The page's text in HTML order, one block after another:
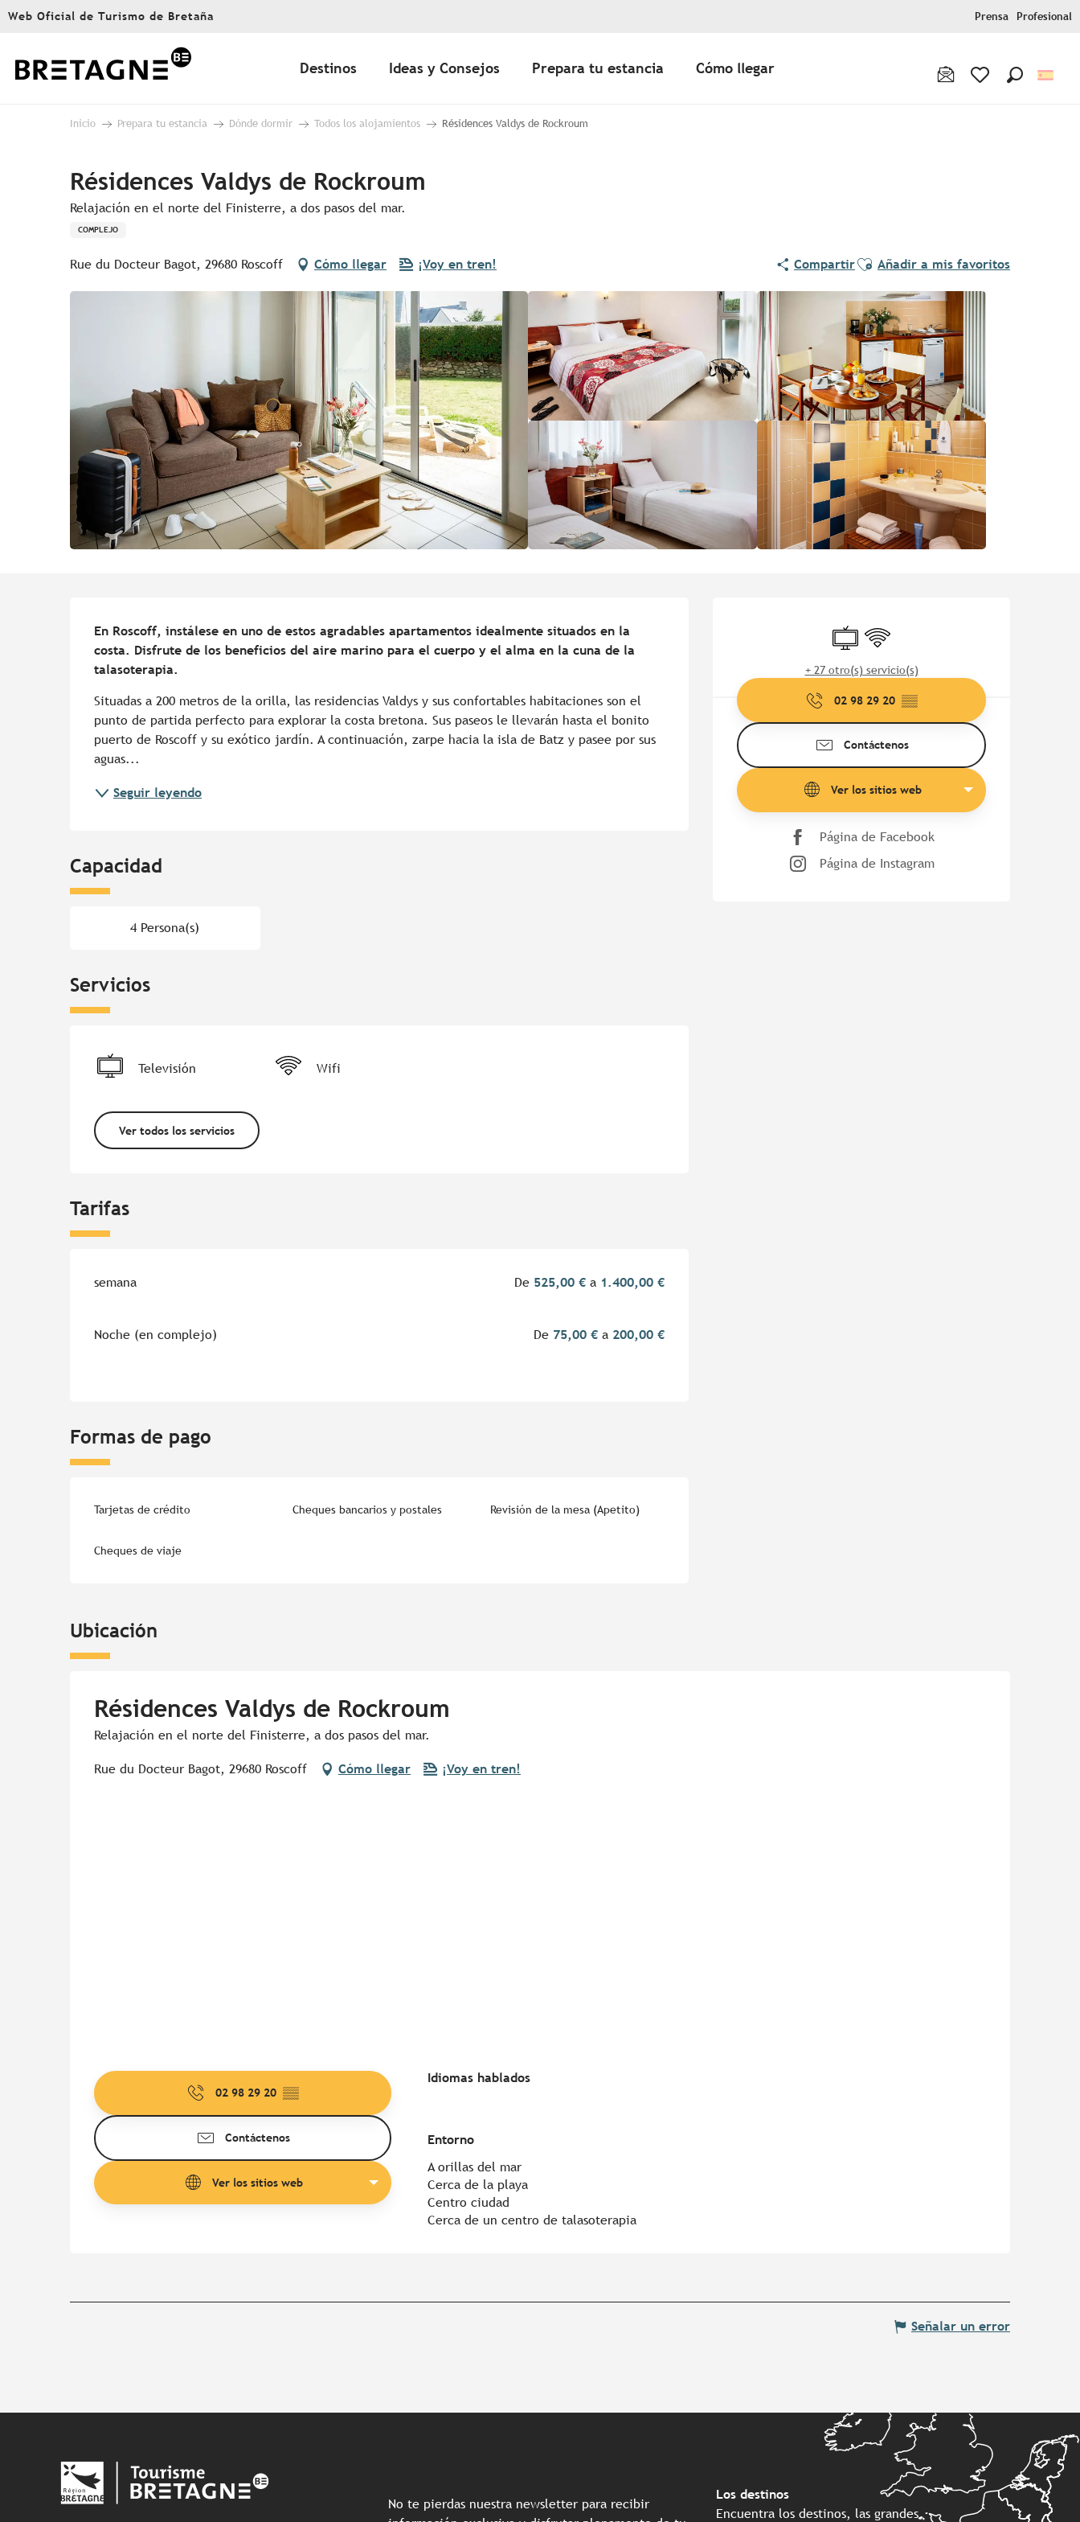
Aller
principal
Web Oficial de Turismo de Bretaña Prensa Profesional
Destinos Ideas y Consejos Prepara tu estancia Cómo llegar
Inicio Prepara tu estancia Dónde dormir Todos los alojamientos Résidences Valdys de Rockroum
Résidences Valdys de Rockroum
Relajación en el norte del Finisterre, a dos pasos del mar.
COMPLEJO
Rue du Docteur Bagot, 29680 Roscoff Cómo llegar ¡Voy en tren! CompartirAjouter aux favoris
Añadir a mis favoritos
Televisión
Wifi
+ 27 otro(s) servicio(s)
02 98 29 20 ▒▒
Contáctenos
Ver los sitios web
Página de Facebook
Página de Instagram
En Roscoff, instálese en uno de estos agradables apartamentos idealmente situados en la
costa. Disfrute de los beneficios del aire marino para el cuerpo y el alma en la cuna de la
talasoterapia.
Situadas a 200 metros de la orilla, las residencias Valdys y sus confortables habitaciones son el
punto de partida perfecto para explorar la costa bretona. Sus paseos le llevarán hasta el bonito
puerto de Roscoff y su exótico jardín. A continuación, zarpe hacia la isla de Batz y pasee por sus
aguas...
Seguir leyendo
Capacidad
4 Persona(s)
Servicios
Televisión Wifi
Ver todos los servicios
Tarifas
Tarifas 2026
semana De 525,00 € a 1.400,00 €
Noche (en complejo) De 75,00 € a 200,00 €
Formas de pago
Tarjetas de crédito Cheques bancarios y postales Revisión de la mesa (Apetito)
Cheques de viaje
Ubicación
Résidences Valdys de Rockroum
Relajación en el norte del Finisterre, a dos pasos del mar.
Rue du Docteur Bagot, 29680 Roscoff Cómo llegar ¡Voy en tren!
02 98 29 20 ▒▒
Contáctenos
Ver los sitios web
Idiomas hablados
Idiomas hablados
Entorno
Entorno
A orillas del mar
Cerca de la playa
Centro ciudad
Cerca de un centro de talasoterapia
Señalar un error
No te pierdas nuestra newsletter para recibir
Los destinos
Encuentra los destinos, las grandes